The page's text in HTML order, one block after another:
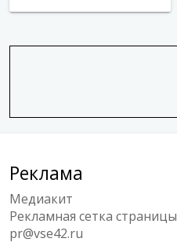
Реклама
Медиакит
Рекламная сетка страницы
pr@vse42.ru